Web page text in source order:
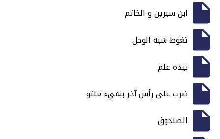
ابن سيرين و الخاتم
تغوط شبه الوحل
بيده علم
ضرب على رأس آخر بشيء ملتو
الصندوق